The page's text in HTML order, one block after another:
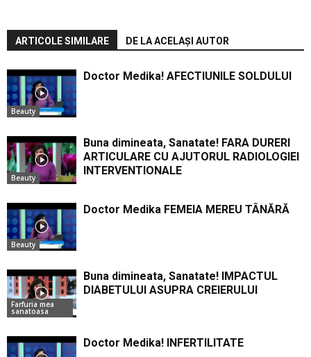
ARTICOLE SIMILARE DE LA ACELAȘI AUTOR
Beauty
Doctor Medika! AFECTIUNILE SOLDULUI
Beauty
Buna dimineata, Sanatate! FARA DURERI
ARTICULARE CU AJUTORUL RADIOLOGIEI
INTERVENTIONALE
Beauty
Doctor Medika FEMEIA MEREU TÂNĂRĂ
Farfuria mea
sanatoasa
Buna dimineata, Sanatate! IMPACTUL
DIABETULUI ASUPRA CREIERULUI
Doctor Medika! INFERTILITATE